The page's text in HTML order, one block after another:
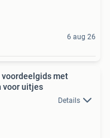
6 aug 26
met
voor uitjes
Details